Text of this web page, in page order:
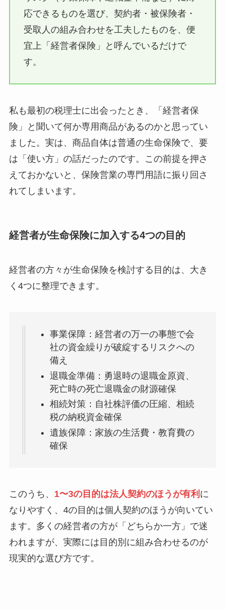
応できるものを選び、契約者・被保険者・
受取人の組み合わせを工夫したものを、便
宜上「経営者保険」と呼んでいるだけで
す。
私も最初の税理士に出会ったとき、「経営者保
険」と聞いて何か専用商品があるのかと思ってい
ました。実は、商品自体は普通の生命保険で、要
は「使い方」の話だったのです。この前提を押さ
えておかないと、保険営業の専門用語に振り回さ
れてしまいます。
経営者が生命保険に加入する4つの目的
経営者の方々が生命保険を検討する目的は、大き
く4つに整理できます。
事業保障：経営者の万一の事態で会
社の資金繰りが破綻するリスクへの
備え
退職金準備：勇退時の退職金原資、
死亡時の死亡退職金の財源確保
相続対策：自社株評価の圧縮、相続
税の納税資金確保
遺族保障：家族の生活費・教育費の
確保
このうち、 1〜3の目的は法人契約のほうが有利 に
なりやすく、4の目的は個人契約のほうが向いてい
ます。多くの経営者の方が「どちらか一方」で迷
われますが、実際には目的別に組み合わせるのが
現実的な選び方です。